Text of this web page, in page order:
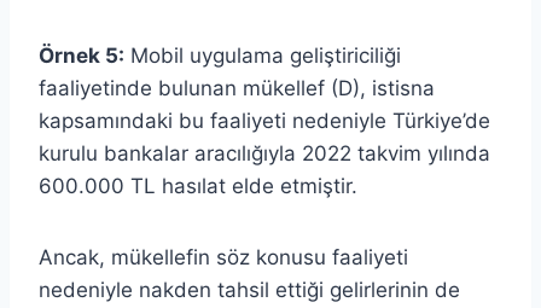
Örnek 5: Mobil uygulama geliştiriciliği
faaliyetinde bulunan mükellef (D), istisna
kapsamındaki bu faaliyeti nedeniyle Türkiye’de
kurulu bankalar aracılığıyla 2022 takvim yılında
600.000 TL hasılat elde etmiştir.
Ancak, mükellefin söz konusu faaliyeti
nedeniyle nakden tahsil ettiği gelirlerinin de